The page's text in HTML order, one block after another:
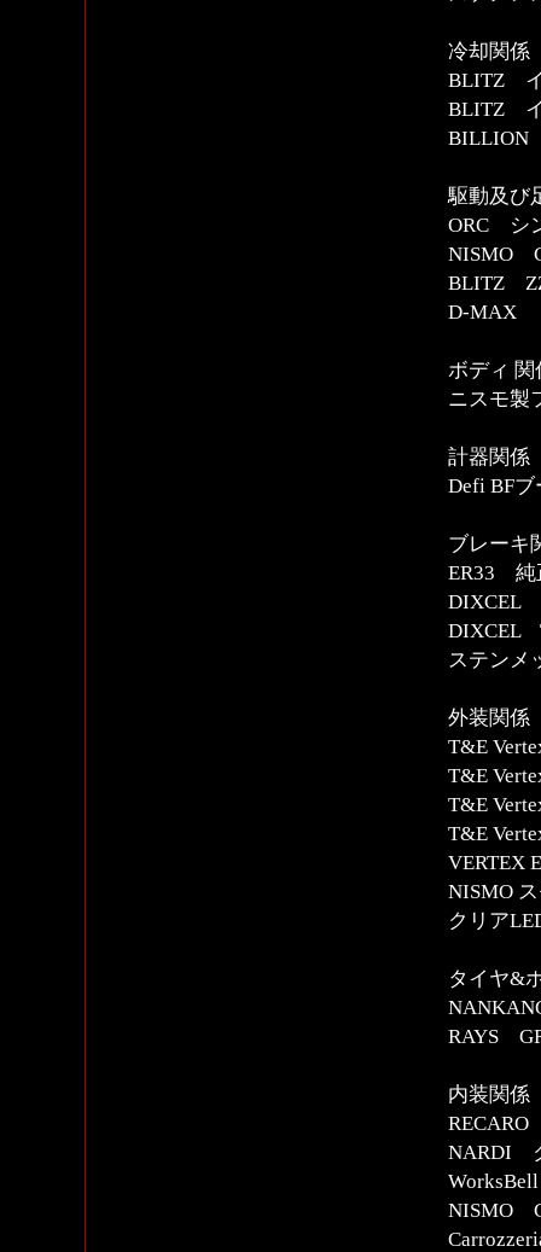
冷却関係
BLITZ
BLITZ イ
BILLION
駆動及び
ORC シ
NISMO
BLITZ
D-MAX
ボディ 関
ニスモ製
計器関係
Defi BF
ブレーキ
ER33 純
DIXCEL
DIXCEL
ステンメ
外装関係
T&E
T&E
T&E
T&E
VERTEX
NISMO
クリア
タイヤ&
RAYS
内装関係
NARDI
NISMO